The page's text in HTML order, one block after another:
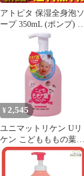
アトピタ 保湿全身泡ソ
ープ 350mL (ポンプ) 5
個セット まとめ売り
¥ 2,545
ユニマットリケン Uリ
ケン こどもももの葉シ
ャンプー 500ml